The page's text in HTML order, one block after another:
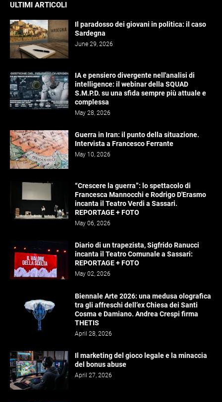
ULTIMI ARTICOLI
Il paradosso dei giovani in politica: il caso
Sardegna
June 29, 2026
IA e pensiero divergente nell'analisi di
intelligence: il webinar della SQUAD
S.M.P.D. su una sfida sempre più attuale e
complessa
May 28, 2026
Guerra in Iran: il punto della situazione.
Intervista a Francesco Ferrante
May 10, 2026
“Crescere la guerra”: lo spettacolo di
Francesca Mannocchi e Rodrigo D'Erasmo
incanta il Teatro Verdi a Sassari.
REPORTAGE + FOTO
May 06, 2026
Diario di un trapezista, Sigfrido Ranucci
incanta il Teatro Comunale a Sassari:
REPORTAGE + FOTO
May 02, 2026
Biennale Arte 2026: una medusa olografica
tra gli affreschi dell’ex Chiesa dei Santi
Cosma e Damiano. Andrea Crespi firma
THETIS
April 28, 2026
Il marketing del gioco legale e la minaccia
del bonus abuse
April 27, 2026